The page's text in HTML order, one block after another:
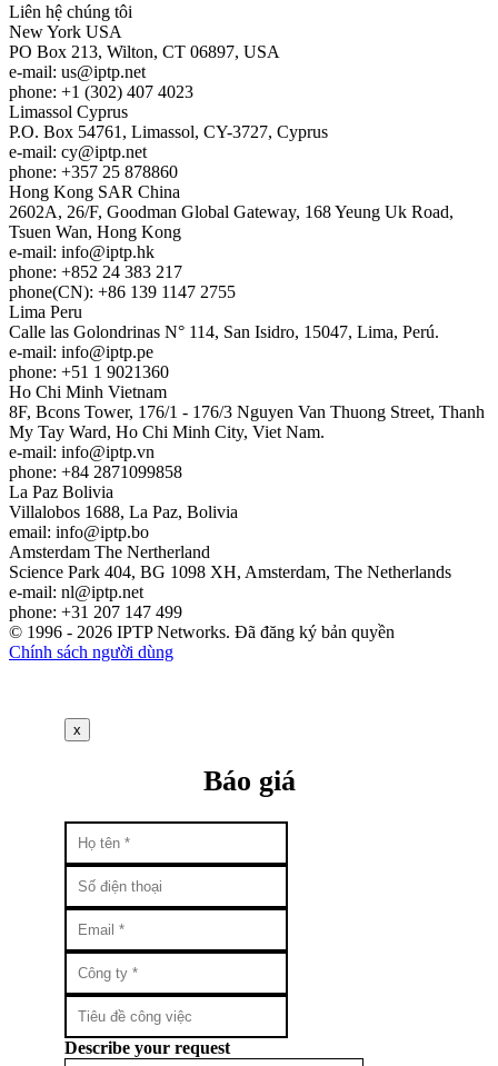
Liên hệ chúng tôi
New York USA
PO Box 213, Wilton, CT 06897, USA
e-mail: us
iptp.net
phone: +1 (302) 407 4023
Limassol Cyprus
P.O. Box 54761, Limassol, CY-3727, Cyprus
e-mail: cy
iptp.net
phone: +357 25 878860
Hong Kong SAR China
2602A, 26/F, Goodman Global Gateway, 168 Yeung Uk Road,
Tsuen Wan, Hong Kong
e-mail: info
iptp.hk
phone: +852 24 383 217
phone(CN): +86 139 1147 2755
Lima Peru
Calle las Golondrinas N° 114, San Isidro, 15047, Lima, Perú.
e-mail: info
iptp.pe
phone: +51 1 9021360
Ho Chi Minh Vietnam
8F, Bcons Tower, 176/1 - 176/3 Nguyen Van Thuong Street, Thanh
My Tay Ward, Ho Chi Minh City, Viet Nam.
e-mail: info
iptp.vn
phone: +84 2871099858
La Paz Bolivia
Villalobos 1688, La Paz, Bolivia
email: info
iptp.bo
Amsterdam The Nertherland
Science Park 404, BG 1098 XH, Amsterdam, The Netherlands
e-mail: nl
iptp.net
phone: +31 207 147 499
© 1996 - 2026 IPTP Networks. Đã đăng ký bản quyền
Chính sách người dùng
x
Báo giá
Describe your request